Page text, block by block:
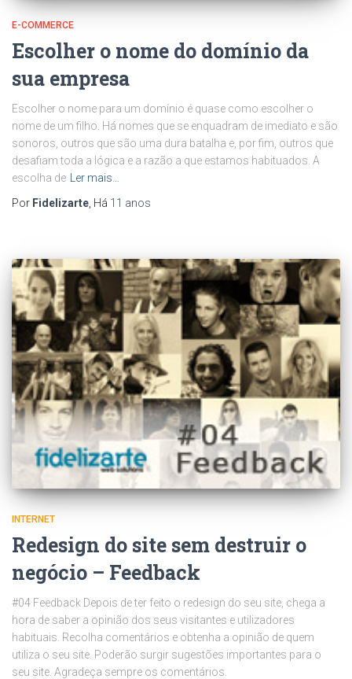
E-COMMERCE
Escolher o nome do domínio da
sua empresa
Escolher o nome para um domínio é quase como escolher o
nome de um filho. Há nomes que se enquadram de imediato e são
sonoros, outros que são uma dura batalha e, por fim, outros que
desafiam toda a lógica e a razão a que estamos habituados. A
escolha de
Ler mais…
Por Fidelizarte , Há 11 anos
INTERNET
Redesign do site sem destruir o
negócio – Feedback
#04 Feedback Depois de ter feito o redesign do seu site, chega a
hora de saber a opinião dos seus visitantes e utilizadores
habituais. Recolha comentários e obtenha a opinião de quem
utiliza o seu site. Poderão surgir sugestões importantes para o
seu site. Agradeça sempre os comentários.